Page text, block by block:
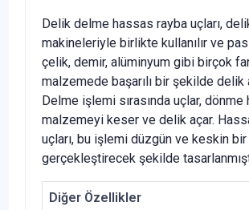
Delik delme hassas rayba uçları,
makineleriyle birlikte kullanılır ve
çelik, demir, alüminyum gibi birçok
malzemede başarılı bir şekilde delik
Delme işlemi sırasında uçlar,
malzemeyi keser ve delik açar.
uçları, bu işlemi düzgün ve keskin
gerçekleştirecek şekilde
Diğer Özellikler